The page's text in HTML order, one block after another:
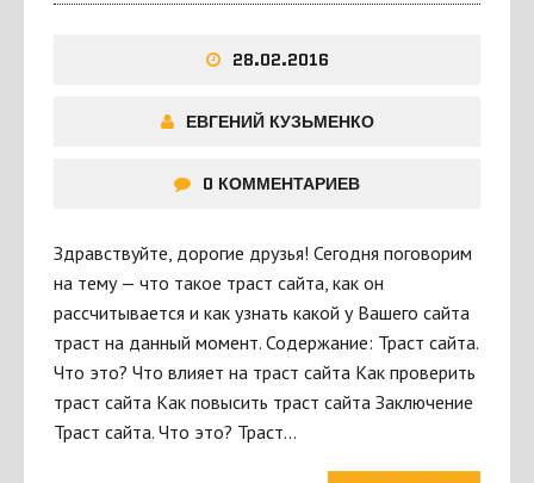
28.02.2016
ЕВГЕНИЙ КУЗЬМЕНКО
0 КОММЕНТАРИЕВ
Здравствуйте, дорогие друзья! Сегодня поговорим
на тему — что такое траст сайта, как он
рассчитывается и как узнать какой у Вашего сайта
траст на данный момент. Содержание: Траст сайта.
Что это? Что влияет на траст сайта Как проверить
траст сайта Как повысить траст сайта Заключение
Траст сайта. Что это? Траст…